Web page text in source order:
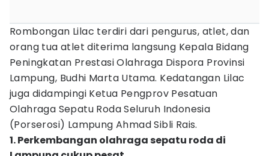
Rombongan Lilac terdiri dari pengurus, atlet, dan
orang tua atlet diterima langsung Kepala Bidang
Peningkatan Prestasi Olahraga Dispora Provinsi
Lampung, Budhi Marta Utama. Kedatangan Lilac
juga didampingi Ketua Pengprov Pesatuan
Olahraga Sepatu Roda Seluruh Indonesia
(Porserosi) Lampung Ahmad Sibli Rais.
1. Perkembangan olahraga sepatu roda di